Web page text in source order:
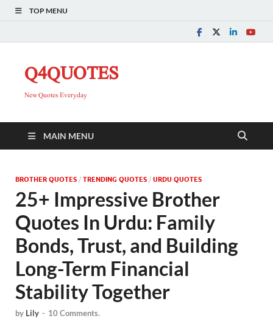
TOP MENU
Q4QUOTES
New Quotes Everyday
MAIN MENU
BROTHER QUOTES / TRENDING QUOTES / URDU QUOTES
25+ Impressive Brother
Quotes In Urdu: Family
Bonds, Trust, and Building
Long-Term Financial
Stability Together
by Lily - 10 Comments.